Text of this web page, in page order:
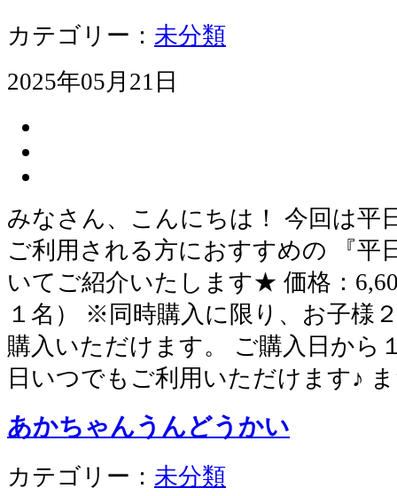
カテゴリー： 未分類
2025年05月21日
みなさん、こんにちは！ 今回は平
ご利用される方におすすめの 『平
いてご紹介いたします★ 価格：
１名） ※同時購入に限り、お子様
購入いただけます。 ご購入日から
日いつでもご利用いただけます♪
あかちゃんうんどうかい
カテゴリー： 未分類